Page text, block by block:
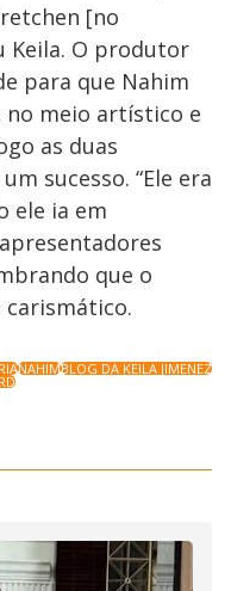
[no
Keila. O produtor
para que Nahim
meio artístico e
as duas
sucesso. “Ele era
ele ia em
que o
NAHIMBLOG DA KEILA JIMENEZ